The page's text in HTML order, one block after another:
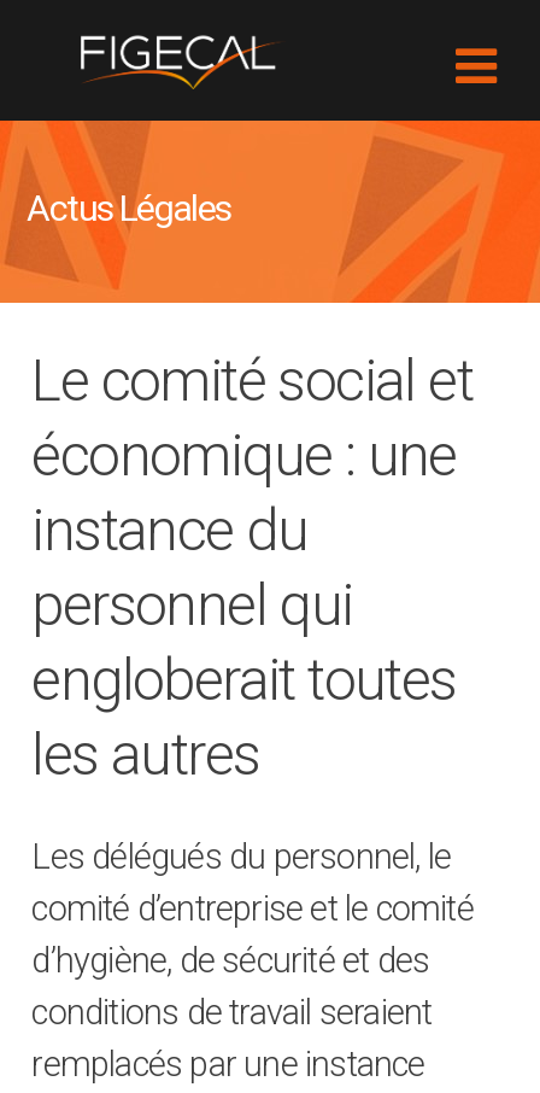
Actus Légales
Le comité social et
économique : une
instance du
personnel qui
engloberait toutes
les autres
Les délégués du personnel, le
comité d’entreprise et le comité
d’hygiène, de sécurité et des
conditions de travail seraient
remplacés par une instance